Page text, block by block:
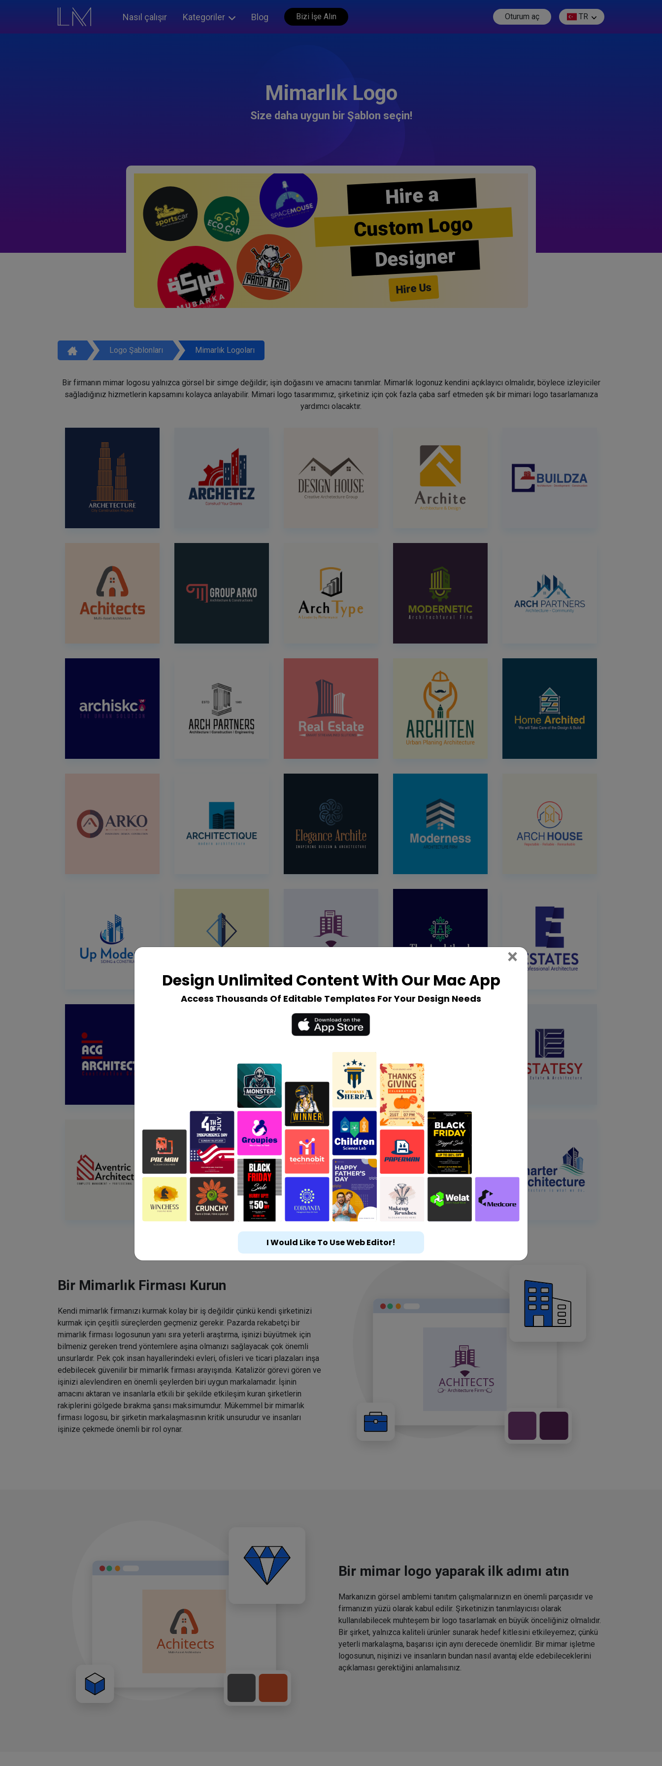
Nasıl çalışır Kategoriler Blog Bizi İşe Alın Oturum aç TR
Mimarlık Logo
Size daha uygun bir Şablon seçin!
Hire a
Custom Logo
Designer
Hire Us
Logo Şablonları Mimarlık Logoları
Bir firmanın mimar logosu yalnızca görsel bir simge değildir; işin doğasını ve amacını tanımlar. Mimarlık logonuz kendini açıklayıcı olmalıdır, böylece izleyiciler
sağladığınız hizmetlerin kapsamını kolayca anlayabilir. Mimari logo tasarımımız, şirketiniz için çok fazla çaba sarf etmeden şık bir mimari logo tasarlamanıza
yardımcı olacaktır.
Bir Mimarlık Firması Kurun
Kendi mimarlık firmanızı kurmak kolay bir iş değildir çünkü kendi şirketinizi
kurmak için çeşitli süreçlerden geçmeniz gerekir. Pazarda rekabetçi bir
mimarlık firması logosunun yanı sıra yeterli araştırma, işinizi büyütmek için
bilmeniz gereken trend yöntemlere aşina olmanızı sağlayacak çok önemli
unsurlardır. Pek çok insan hayallerindeki evleri, ofisleri ve ticari plazaları inşa
edebilecek güvenilir bir mimarlık firması arayışında. Katalizör görevi gören ve
işinizi alevlendiren en önemli şeylerden biri uygun markalamadır. İşinin
amacını aktaran ve insanlarla etkili bir şekilde etkileşim kuran şirketlerin
rakiplerini gölgede bırakma şansı maksimumdur. Mükemmel bir mimarlık
firması logosu, bir şirketin markalaşmasının kritik unsurudur ve insanları
işinize çekmede önemli bir rol oynar.
Bir mimar logo yaparak ilk adımı atın
Markanızın görsel amblemi tanıtım çalışmalarınızın en önemli parçasıdır ve
firmanızın yüzü olarak kabul edilir. Şirketinizin tanımlayıcısı olarak
kullanılabilecek muhteşem bir logo tasarlamak en büyük önceliğiniz olmalıdır.
Bir şirket, yalnızca kaliteli ürünler sunarak hedef kitlesini etkileyemez; çünkü
yeterli markalaşma, başarısı için aynı derecede önemlidir. Bir mimar işletme
logosunun, nişinizi ve insanların bundan nasıl avantaj elde edebileceklerini
açıklaması gerektiğini anlamalısınız.
Design Unlimited Content With Our Mac App
Access Thousands Of Editable Templates For Your Design Needs
× Close
I Would Like To Use Web Editor!